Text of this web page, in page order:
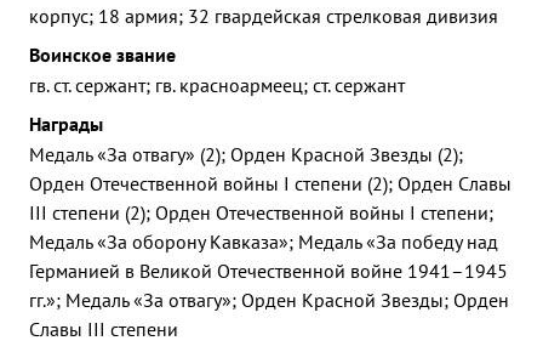
корпус; 18 армия; 32 гвардейская стрелковая дивизия
Воинское звание
гв. ст. сержант; гв. красноармеец; ст. сержант
Награды
Медаль «За отвагу» (2); Орден Красной Звезды (2);
Орден Отечественной войны I степени (2); Орден Славы
III степени (2); Орден Отечественной войны I степени;
Медаль «За оборону Кавказа»; Медаль «За победу над
Германией в Великой Отечественной войне 1941–1945
гг.»; Медаль «За отвагу»; Орден Красной Звезды; Орден
Славы III степени